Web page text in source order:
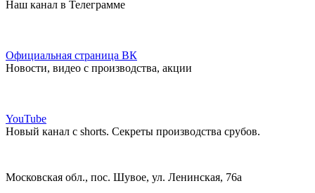
Наш канал в Телеграмме
Официальная страница ВК
Новости, видео с производства, акции
YouTube
Новый канал с shorts. Секреты производства срубов.
Московская обл., пос. Шувое, ул. Ленинская, 76а